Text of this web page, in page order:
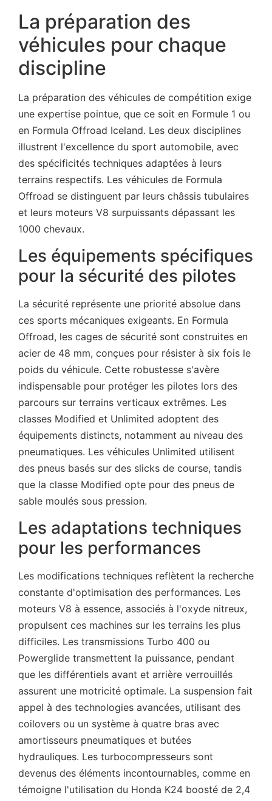
La préparation des
véhicules pour chaque
discipline
La préparation des véhicules de compétition exige
une expertise pointue, que ce soit en Formule 1 ou
en Formula Offroad Iceland. Les deux disciplines
illustrent l'excellence du sport automobile, avec
des spécificités techniques adaptées à leurs
terrains respectifs. Les véhicules de Formula
Offroad se distinguent par leurs châssis tubulaires
et leurs moteurs V8 surpuissants dépassant les
1000 chevaux.
Les équipements spécifiques
pour la sécurité des pilotes
La sécurité représente une priorité absolue dans
ces sports mécaniques exigeants. En Formula
Offroad, les cages de sécurité sont construites en
acier de 48 mm, conçues pour résister à six fois le
poids du véhicule. Cette robustesse s'avère
indispensable pour protéger les pilotes lors des
parcours sur terrains verticaux extrêmes. Les
classes Modified et Unlimited adoptent des
équipements distincts, notamment au niveau des
pneumatiques. Les véhicules Unlimited utilisent
des pneus basés sur des slicks de course, tandis
que la classe Modified opte pour des pneus de
sable moulés sous pression.
Les adaptations techniques
pour les performances
Les modifications techniques reflètent la recherche
constante d'optimisation des performances. Les
moteurs V8 à essence, associés à l'oxyde nitreux,
propulsent ces machines sur les terrains les plus
difficiles. Les transmissions Turbo 400 ou
Powerglide transmettent la puissance, pendant
que les différentiels avant et arrière verrouillés
assurent une motricité optimale. La suspension fait
appel à des technologies avancées, utilisant des
coilovers ou un système à quatre bras avec
amortisseurs pneumatiques et butées
hydrauliques. Les turbocompresseurs sont
devenus des éléments incontournables, comme en
témoigne l'utilisation du Honda K24 boosté de 2,4